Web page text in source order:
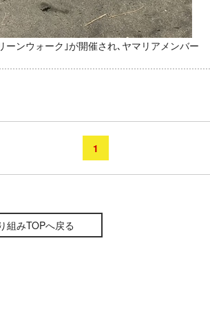
ンウォーク｣が開催され､ヤマリアメンバー
1
組みTOPへ戻る